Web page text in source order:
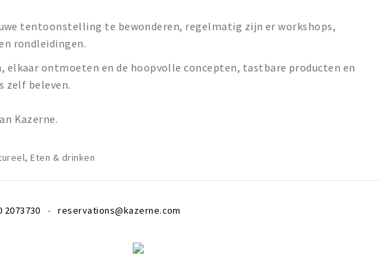
tentoonstelling te bewonderen, regelmatig zijn er workshops,
rondleidingen.
elkaar ontmoeten en de hoopvolle concepten, tastbare producten en
zelf beleven.
Kazerne.
Eten & drinken
2073730 reservations@kazerne.com